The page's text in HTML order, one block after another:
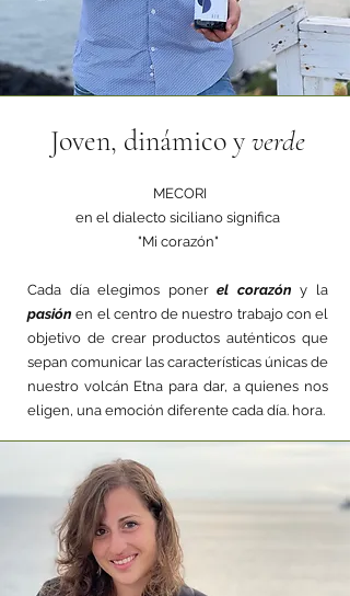
Joven, dinámico yverde
MECORI
en el dialecto siciliano significa
"Mi corazón"
Cada día elegimos ponerel corazón y la
pasión en el centro de nuestro trabajo con el
objetivo de crear productos auténticos que
sepan comunicar las características únicas de
nuestro volcán Etna para dar, a quienes nos
eligen, una emoción diferente cada día. hora.​